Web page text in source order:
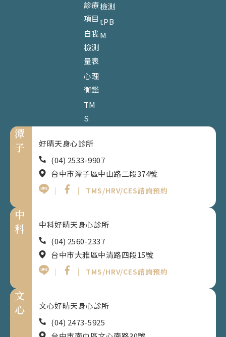
診療
項目
自我
檢測
量表
心理
衡鑑
TM
S
檢測
tPB
M
潭
子
好晴天身心診所
(04) 2533-9907
台中市潭子區中山路二段374號
｜
｜ TMS/HRV/CES諮詢預約
中
科
中科好晴天身心診所
(04) 2560-2337
台中市大雅區中清路四段15號
｜
｜ TMS/HRV/CES諮詢預約
文
心
文心好晴天身心診所
(04) 2473-5925